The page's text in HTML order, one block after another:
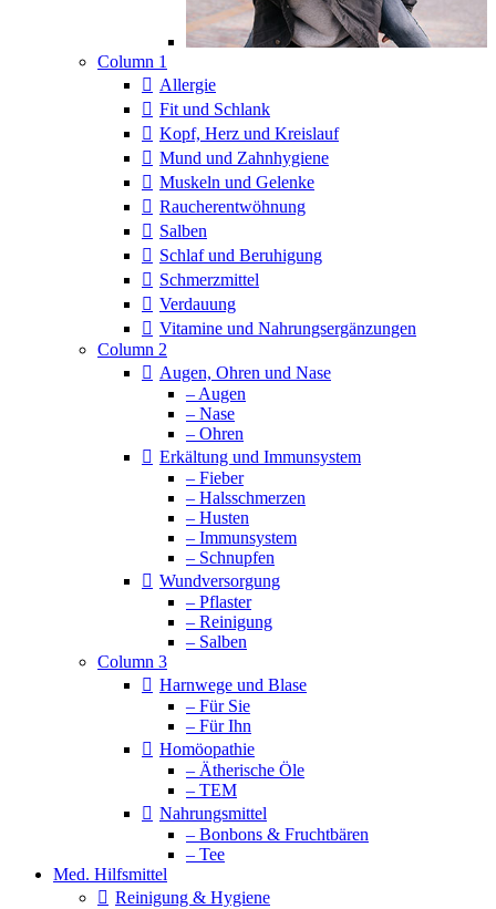
Column 1
Allergie
Fit und Schlank
Kopf, Herz und Kreislauf
Mund und Zahnhygiene
Muskeln und Gelenke
Raucherentwöhnung
Salben
Schlaf und Beruhigung
Schmerzmittel
Verdauung
Vitamine und Nahrungsergänzungen
Column 2
Augen, Ohren und Nase
– Augen
– Nase
– Ohren
Erkältung und Immunsystem
– Fieber
– Halsschmerzen
– Husten
– Immunsystem
– Schnupfen
Wundversorgung
– Pflaster
– Reinigung
– Salben
Column 3
Harnwege und Blase
– Für Sie
– Für Ihn
Homöopathie
– Ätherische Öle
– TEM
Nahrungsmittel
– Bonbons & Fruchtbären
– Tee
Med. Hilfsmittel
Reinigung & Hygiene